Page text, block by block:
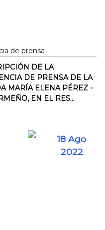
de prensa
DE LA
DE PRENSA DE LA
MARÍA ELENA PÉREZ -
EN EL RES...
18 Ago
2022